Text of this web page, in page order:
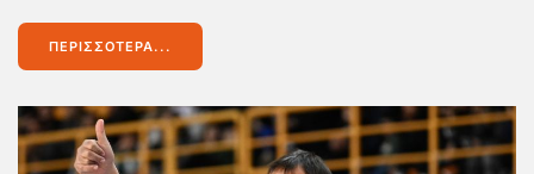
ΠΕΡΙΣΣΌΤΕΡΑ...